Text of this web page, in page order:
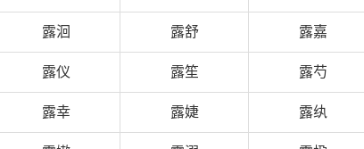
露洄 露舒 露嘉
露仪 露笙 露芍
露幸 露婕 露纨